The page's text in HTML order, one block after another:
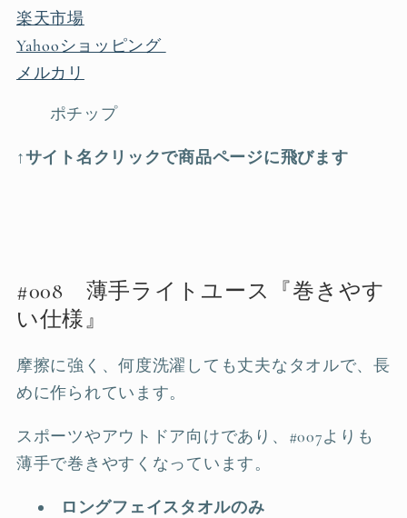
楽天市場
Yahooショッピング
メルカリ
ポチップ
↑サイト名クリックで商品ページに飛びます
#008 薄手ライトユース『巻きやす
い仕様』
摩擦に強く、何度洗濯しても丈夫なタオルで、長
めに作られています。
スポーツやアウトドア向けであり、#007よりも
薄手で巻きやすくなっています。
ロングフェイスタオルのみ